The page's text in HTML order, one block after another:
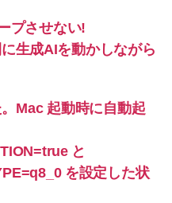
プさせない!
生成AIを動かしながら
Mac 起動時に自動起
と
を設定した状